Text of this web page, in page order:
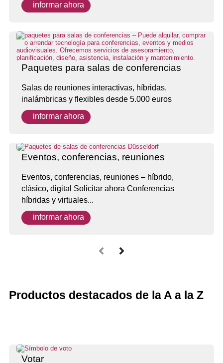
informar ahora
Paquetes para salas de conferencias
Salas de reuniones interactivas, híbridas,
inalámbricas y flexibles desde 5.000 euros
informar ahora
Eventos, conferencias, reuniones
Eventos, conferencias, reuniones – híbrido,
clásico, digital Solicitar ahora Conferencias
híbridas y virtuales...
informar ahora
Productos destacados de la A a la Z
Votar